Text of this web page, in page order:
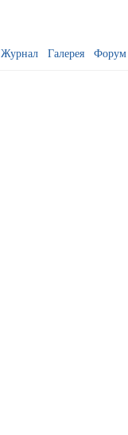
Журнал Галерея Форум